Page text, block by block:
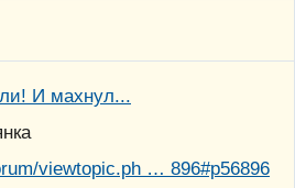
viewtopic.ph … 896#p56896